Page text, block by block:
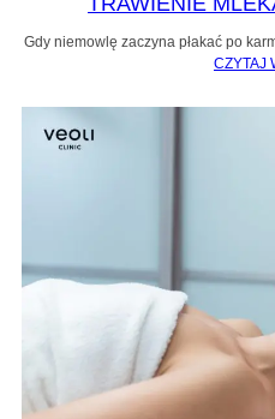
Gdy niemowlę zaczyna płakać po
CZYTAJ